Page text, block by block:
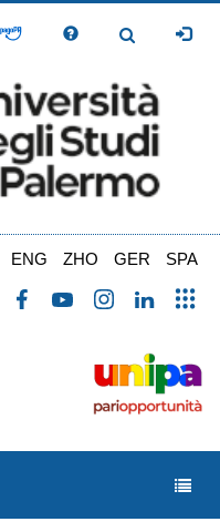
Toggle
ENG ZHO GER SPA